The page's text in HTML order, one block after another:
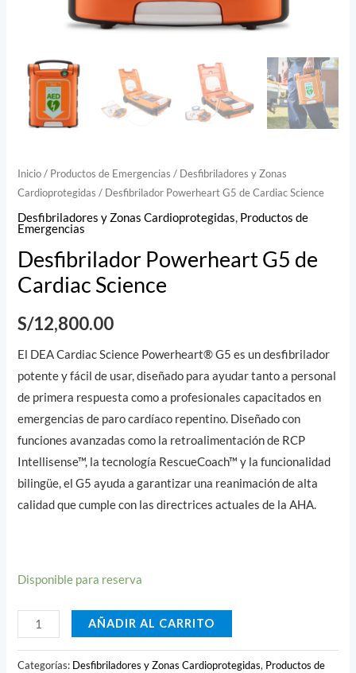
Inicio/ Productos de Emergencias / Desfibriladores y Zonas
Cardioprotegidas / Desfibrilador Powerheart G5 de Cardiac Science
Desfibriladores y Zonas Cardioprotegidas, Productos de
Emergencias
Desfibrilador Powerheart G5 de
Cardiac Science
S/12,800.00
El DEA Cardiac Science Powerheart® G5 es un desfibrilador
potente y fácil de usar, diseñado para ayudar tanto a personal
de primera respuesta como a profesionales capacitados en
emergencias de paro cardíaco repentino. Diseñado con
funciones avanzadas como la retroalimentación de RCP
Intellisense™, la tecnología RescueCoach™ y la funcionalidad
bilingüe, el G5 ayuda a garantizar una reanimación de alta
calidad que cumple con las directrices actuales de la AHA.
Disponible para reserva
AÑADIR AL CARRITO
Categorías: Desfibriladores y Zonas Cardioprotegidas, Productos de